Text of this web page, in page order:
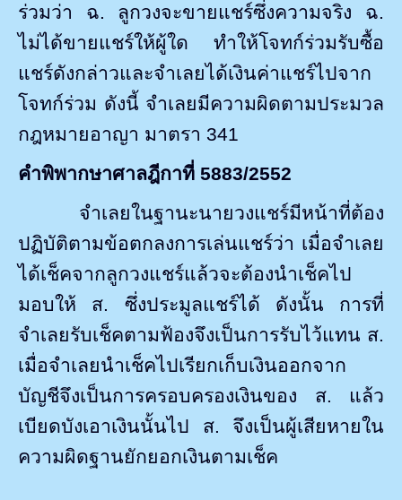
ร่วมว่า ฉ. ลูกวงจะขายแชร์ซึ่งความจริง ฉ.
ไม่ได้ขายแชร์ให้ผู้ใด ทำให้โจทก์ร่วมรับซื้อ
แชร์ดังกล่าวและจำเลยได้เงินค่าแชร์ไปจาก
โจทก์ร่วม ดังนี้ จำเลยมีความผิดตามประมวล
กฎหมายอาญา มาตรา 341
คำพิพากษาศาลฎีกาที่ 5883/2552
จำเลยในฐานะนายวงแชร์มีหน้าที่ต้อง
ปฏิบัติตามข้อตกลงการเล่นแชร์ว่า เมื่อจำเลย
ได้เช็คจากลูกวงแชร์แล้วจะต้องนำเช็คไป
มอบให้ ส. ซึ่งประมูลแชร์ได้ ดังนั้น การที่
จำเลยรับเช็คตามฟ้องจึงเป็นการรับไว้แทน ส.
เมื่อจำเลยนำเช็คไปเรียกเก็บเงินออกจาก
บัญชีจึงเป็นการครอบครองเงินของ ส. แล้ว
เบียดบังเอาเงินนั้นไป ส. จึงเป็นผู้เสียหายใน
ความผิดฐานยักยอกเงินตามเช็ค